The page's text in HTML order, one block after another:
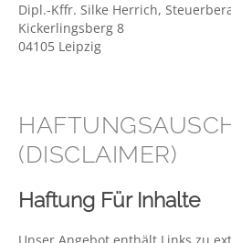
Dipl.-Kffr. Silke Herrich,
Kickerlingsberg 8
04105 Leipzig
(DISCLAIMER)
Haftung Für Inhalte